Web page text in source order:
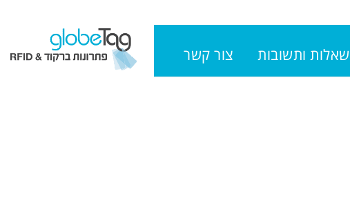
שאלות ותשובות צור קשר